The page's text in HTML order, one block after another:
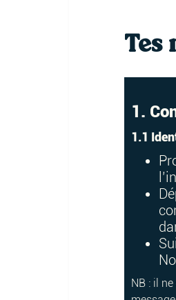
Tes
1.
1.1
NB : il